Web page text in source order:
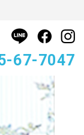
67-7047